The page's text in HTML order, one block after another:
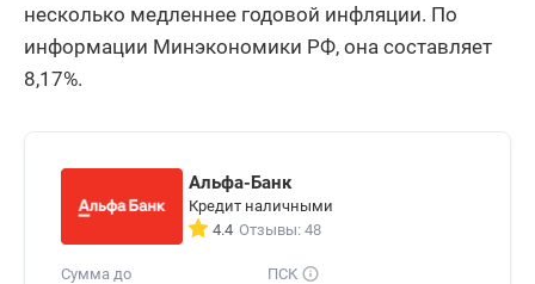
несколько медленнее годовой инфляции. По
информации Минэкономики РФ, она составляет
8,17%.
Альфа-Банк
Кредит наличными
4.4 Отзывы: 48
Сумма до
ПСК